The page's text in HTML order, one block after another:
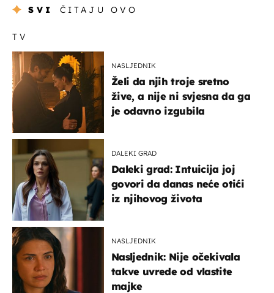
SVI ČITAJU OVO
TV
NASLJEDNIK
Želi da njih troje sretno
žive, a nije ni svjesna da ga
je odavno izgubila
DALEKI GRAD
Daleki grad: Intuicija joj
govori da danas neće otići
iz njihovog života
NASLJEDNIK
Nasljednik: Nije očekivala
takve uvrede od vlastite
majke